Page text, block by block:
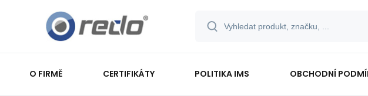
O FIRMĚ CERTIFIKÁTY POLITIKA IMS OBCHODNÍ